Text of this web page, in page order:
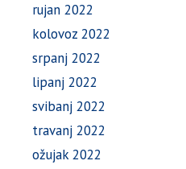
rujan 2022
kolovoz 2022
srpanj 2022
lipanj 2022
svibanj 2022
travanj 2022
ožujak 2022